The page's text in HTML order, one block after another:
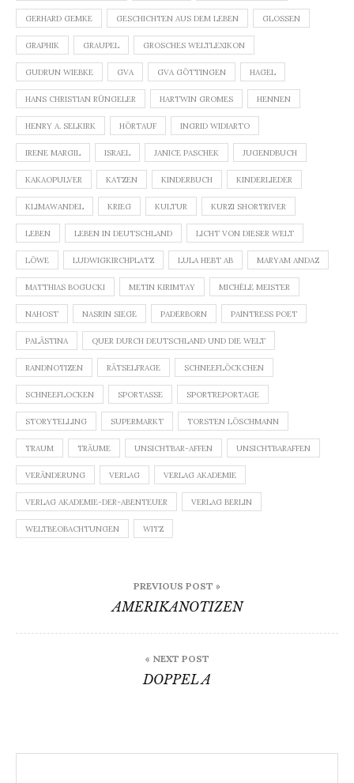
GERHARD GEMKE GESCHICHTEN AUS DEM LEBEN GLOSSEN
GRAPHIK GRAUPEL GROSCHES WELTLEXIKON
GUDRUN WIEBKE GVA GVA GÖTTINGEN HAGEL
HANS CHRISTIAN RÜNGELER HARTWIN GROMES HENNEN
HENRY A. SELKIRK HÖRTAUF INGRID WIDIARTO
IRENE MARGIL ISRAEL JANICE PASCHEK JUGENDBUCH
KAKAOPULVER KATZEN KINDERBUCH KINDERLIEDER
KLIMAWANDEL KRIEG KULTUR KURZI SHORTRIVER
LEBEN LEBEN IN DEUTSCHLAND LICHT VON DIESER WELT
LÖWE LUDWIGKIRCHPLATZ LULA HEBT AB MARYAM ANDAZ
MATTHIAS BOGUCKI METIN KIRIMTAY MICHÈLE MEISTER
NAHOST NASRIN SIEGE PADERBORN PAINTRESS POET
PALÄSTINA QUER DURCH DEUTSCHLAND UND DIE WELT
RANDNOTIZEN RÄTSELFRAGE SCHNEEFLÖCKCHEN
SCHNEEFLOCKEN SPORTASSE SPORTREPORTAGE
STORYTELLING SUPERMARKT TORSTEN LÖSCHMANN
TRAUM TRÄUME UNSICHTBAR-AFFEN UNSICHTBARAFFEN
VERÄNDERUNG VERLAG VERLAG AKADEMIE
VERLAG AKADEMIE-DER-ABENTEUER VERLAG BERLIN
WELTBEOBACHTUNGEN WITZ
PREVIOUS POST »
AMERIKANOTIZEN
« NEXT POST
DOPPEL A